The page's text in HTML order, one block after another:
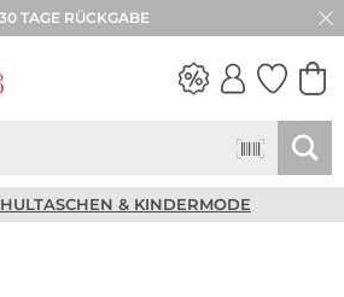
30 TAGE RÜCKGABE
& KINDERMODE